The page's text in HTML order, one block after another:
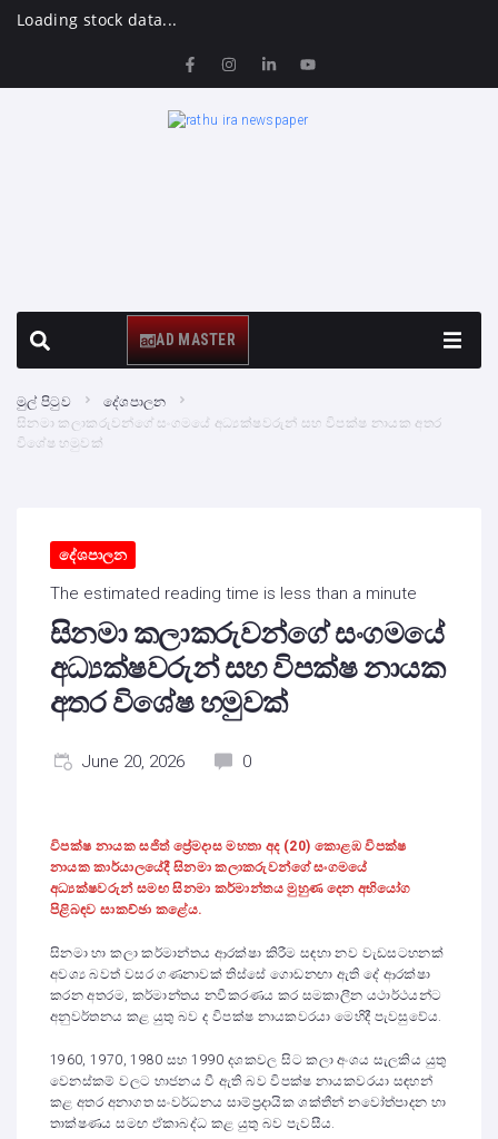
Loading stock data...
AD MASTER
මුල් පිටුව
දේශපාලන
සිනමා කලාකරුවන්ගේ සංගමයේ අධ්‍යක්ෂවරුන් සහ විපක්ෂ නායක අතර
විශේෂ හමුවක්
දේශපාලන
The estimated reading time is less than a minute
සිනමා කලාකරුවන්ගේ සංගමයේ
අධ්‍යක්ෂවරුන් සහ විපක්ෂ නායක
අතර විශේෂ හමුවක්
June 20, 2026 0
විපක්ෂ නායක සජිත් ප්‍රේමදාස මහතා අද (20) කොළඹ විපක්ෂ
නායක කාර්යාලයේදී සිනමා කලාකරුවන්ගේ සංගමයේ
අධ්‍යක්ෂවරුන් සමඟ සිනමා කර්මාන්තය මුහුණ දෙන අභියෝග
පිළිබඳව සාකච්ඡා කළේය.
සිනමා හා කලා කර්මාන්තය ආරක්ෂා කිරීම සඳහා නව වැඩසටහනක්
අවශ්‍ය බවත් වසර ගණනාවක් තිස්සේ ගොඩනඟා ඇති දේ ආරක්ෂා
කරන අතරම, කර්මාන්තය නවීකරණය කර සමකාලීන යථාර්ථයන්ට
අනුවර්තනය කළ යුතු බව ද විපක්ෂ නායකවරයා මෙහිදී පැවසුවේය.
1960, 1970, 1980 සහ 1990 දශකවල සිට කලා අංශය සැලකිය යුතු
වෙනස්කම් වලට භාජනය වී ඇති බව විපක්ෂ නායකවරයා සඳහන්
කළ අතර අනාගත සංවර්ධනය සාම්ප්‍රදායික ශක්තීන් නවෝත්පාදන හා
තාක්ෂණය සමඟ ඒකාබද්ධ කළ යුතු බව පැවසීය.